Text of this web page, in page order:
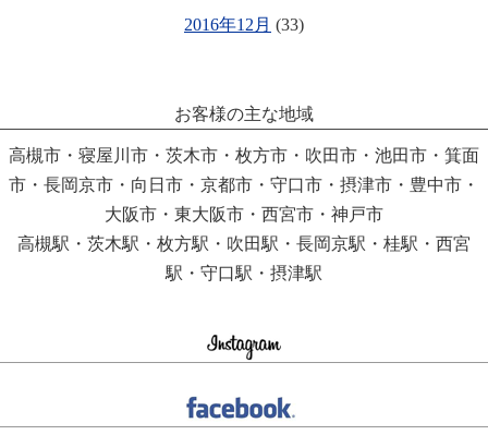
2016年12月 (33)
お客様の主な地域
高槻市・寝屋川市・茨木市・枚方市・吹田市・池田市・箕面
市・長岡京市・向日市・京都市・守口市・摂津市・豊中市・
大阪市・東大阪市・西宮市・神戸市
高槻駅・茨木駅・枚方駅・吹田駅・長岡京駅・桂駅・西宮
駅・守口駅・摂津駅